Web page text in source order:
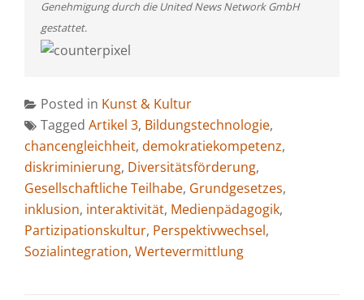
Genehmigung durch die United News Network GmbH
gestattet.
Posted in Kunst & Kultur
Tagged Artikel 3, Bildungstechnologie,
chancengleichheit, demokratiekompetenz,
diskriminierung, Diversitätsförderung,
Gesellschaftliche Teilhabe, Grundgesetzes,
inklusion, interaktivität, Medienpädagogik,
Partizipationskultur, Perspektivwechsel,
Sozialintegration, Wertevermittlung